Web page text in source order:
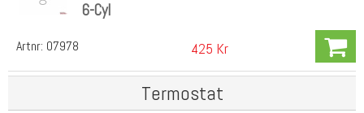
Artnr: 07978
6-Cyl
425 Kr
Termostat